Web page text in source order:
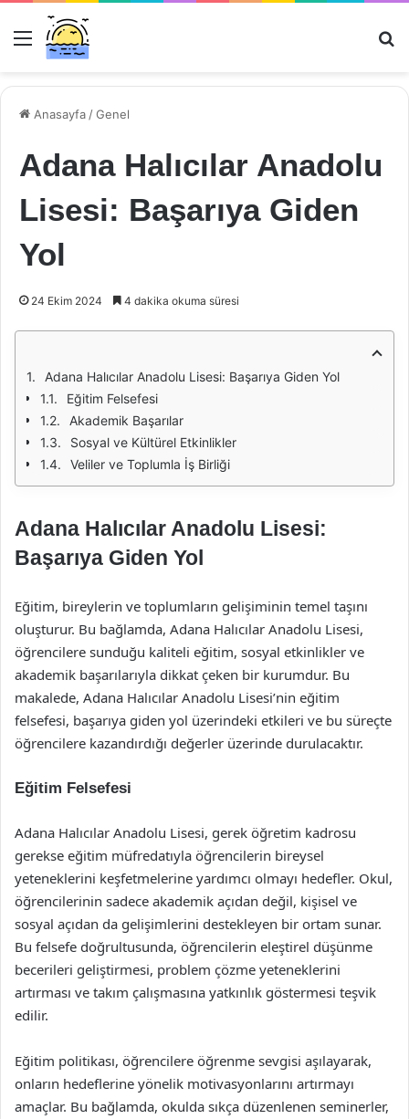
Menü
Anasayfa /Genel
Adana Halıcılar Anadolu
Lisesi: Başarıya Giden
Yol
24 Ekim 2024 4 dakika okuma süresi
Adana Halıcılar Anadolu Lisesi: Başarıya Giden Yol
Eğitim Felsefesi
Akademik Başarılar
Sosyal ve Kültürel Etkinlikler
Veliler ve Toplumla İş Birliği
Adana Halıcılar Anadolu Lisesi:
Başarıya Giden Yol
Eğitim, bireylerin ve toplumların gelişiminin temel taşını
oluşturur. Bu bağlamda, Adana Halıcılar Anadolu Lisesi,
öğrencilere sunduğu kaliteli eğitim, sosyal etkinlikler ve
akademik başarılarıyla dikkat çeken bir kurumdur. Bu
makalede, Adana Halıcılar Anadolu Lisesi’nin eğitim
felsefesi, başarıya giden yol üzerindeki etkileri ve bu süreçte
öğrencilere kazandırdığı değerler üzerinde durulacaktır.
Eğitim Felsefesi
Adana Halıcılar Anadolu Lisesi, gerek öğretim kadrosu
gerekse eğitim müfredatıyla öğrencilerin bireysel
yeteneklerini keşfetmelerine yardımcı olmayı hedefler. Okul,
öğrencilerinin sadece akademik açıdan değil, kişisel ve
sosyal açıdan da gelişimlerini destekleyen bir ortam sunar.
Bu felsefe doğrultusunda, öğrencilerin eleştirel düşünme
becerileri geliştirmesi, problem çözme yeteneklerini
artırması ve takım çalışmasına yatkınlık göstermesi teşvik
edilir.
Eğitim politikası, öğrencilere öğrenme sevgisi aşılayarak,
onların hedeflerine yönelik motivasyonlarını artırmayı
amaçlar. Bu bağlamda, okulda sıkça düzenlenen seminerler,